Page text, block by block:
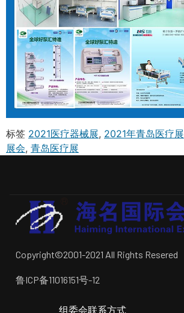
标签 2021医疗器械展, 2021年青岛医疗展
展会, 青岛医疗展
Copyright©2001-2021 All Rights Resered
鲁ICP备11016151号-12
组委会联系方式